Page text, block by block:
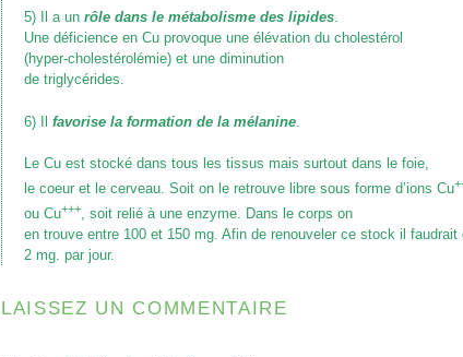
5) Il a un rôle dans le métabolisme des lipides.
Une déficience en Cu provoque une élévation du cholestérol
(hyper-cholestérolémie) et une diminution
de triglycérides.
6) Il favorise la formation de la mélanine
Le Cu est stocké dans tous les tissus mais surtout dans le foie,
le coeur et le cerveau. Soit on le retrouve libre sous forme d’ions Cu
ou Cu+++, soit relié à une enzyme. Dans le corps on
en trouve entre 100 et 150 mg. Afin de renouveler ce stock il faudrait
2 mg. par jour.
LAISSEZ UN COMMENTAIRE